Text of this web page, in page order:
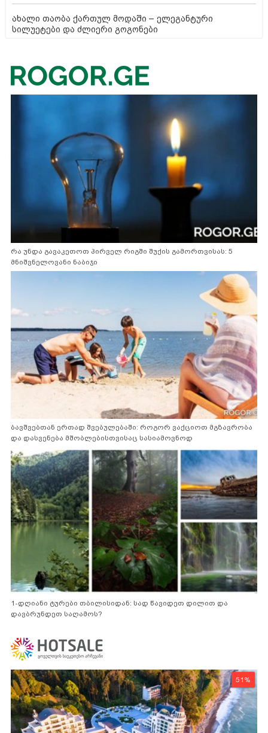
ახალი თაობა ქართულ მოდაში – ელეგანტური
სილუეტები და ძლიერი გოგონები
რა უნდა გავაკეთოთ პირველ რიგში შუქის გამორთვისას: 5
მნიშვნელოვანი ნაბიჯი
ბავშვებთან ერთად შვებულებაში: როგორ ვაქციოთ მგზავრობა
და დასვენება მშობლებისთვისაც სასიამოვნოდ
1-დღიანი ტურები თბილისიდან: სად წავიდეთ დილით და
დავბრუნდეთ საღამოს?
51%